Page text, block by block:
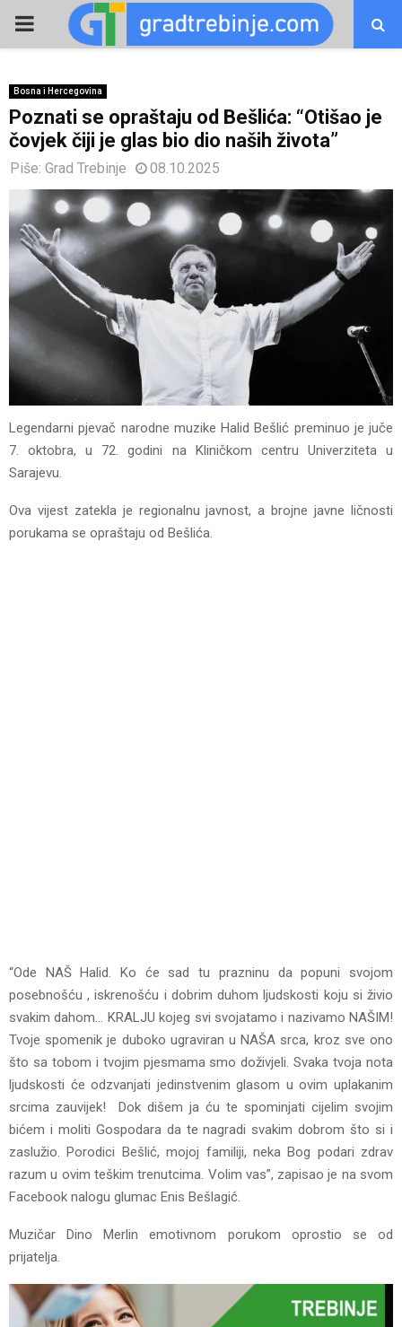
PRIMARY
Bosna i Hercegovina
Poznati se opraštaju od Bešlića: “Otišao je
čovjek čiji je glas bio dio naših života”
Piše: Grad Trebinje 08.10.2025
Legendarni pjevač narodne muzike Halid Bešlić preminuo je juče
7. oktobra, u 72. godini na Kliničkom centru Univerziteta u
Sarajevu.
Ova vijest zatekla je regionalnu javnost, a brojne javne ličnosti
porukama se opraštaju od Bešlića.
“Ode NAŠ Halid. Ko će sad tu prazninu da popuni svojom
posebnošću , iskrenošću i dobrim duhom ljudskosti koju si živio
svakim dahom… KRALJU kojeg svi svojatamo i nazivamo NAŠIM!
Tvoje spomenik je duboko ugraviran u NAŠA srca, kroz sve ono
što sa tobom i tvojim pjesmama smo doživjeli. Svaka tvoja nota
ljudskosti će odzvanjati jedinstvenim glasom u ovim uplakanim
srcima zauvijek! Dok dišem ja ću te spominjati cijelim svojim
bićem i moliti Gospodara da te nagradi svakim dobrom što si i
zaslužio. Porodici Bešlić, mojoj familiji, neka Bog podari zdrav
razum u ovim teškim trenutcima. Volim vas”, zapisao je na svom
Facebook nalogu glumac Enis Bešlagić.
Muzičar Dino Merlin emotivnom porukom oprostio se od
prijatelja.